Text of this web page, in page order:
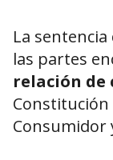
La
las partes
relación de
Constitución
Consumidor